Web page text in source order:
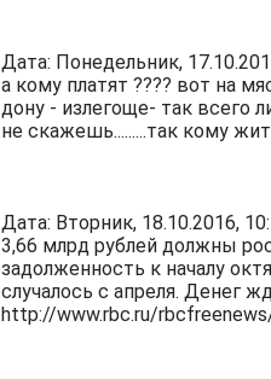
Дата: Понедельник,
а кому платят ???? вот на
дону - излегоще- так всего
не скажешь.........так кому
Дата: Вторник, 18.10.2016,
3,66 млрд рублей должны
задолженность к началу
случалось с апреля. Денег
http://www.rbc.ru/